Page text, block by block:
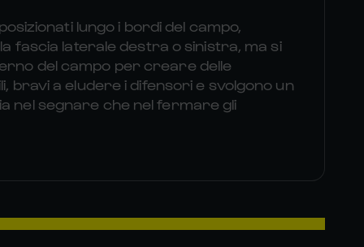
lungo i bordi del campo,
fascia laterale destra o sinistra, ma si
del campo per creare delle
bravi a eludere i difensori e svolgono un
nel segnare che nel fermare gli